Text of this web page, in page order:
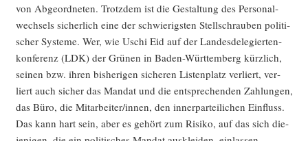
dungs­
pro­
tes­
ten“
von Abge­ord­ne­ten. Trotz­dem ist die Gestal­tung des Per­so­nal­
wech­sels sicher­lich eine der schwie­rigs­ten Stell­schrau­ben poli­ti­
scher Sys­te­me. Wer, wie Uschi Eid auf der Lan­des­de­le­gier­ten­
kon­fe­renz (LDK) der Grü­nen in Baden-Würt­tem­berg kürz­lich,
sei­nen bzw. ihren bis­he­ri­gen siche­ren Lis­ten­platz ver­liert, ver­
liert auch sicher das Man­dat und die ent­spre­chen­den Zah­lun­gen,
das Büro, die Mitarbeiter/innen, den inner­par­tei­li­chen Ein­fluss.
Das kann hart sein, aber es gehört zum Risi­ko, auf das sich die­